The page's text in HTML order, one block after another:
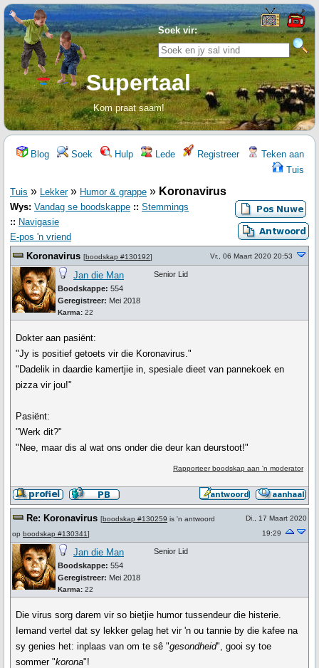
Soek vir:
Supertaal
Kom praat saam!
Blog Soek Hulp Lede Registreer
Teken aan
Tuis
Tuis » Lekker» Humor & grappe » Koronavirus
Wys: Vandag se boodskappe :: Stemmings
:: Navigasie
E-pos 'n vriend
Koronavirus [boodskap #130192] Vr., 06 Maart 2020 20:53
Jan die Man
Boodskappe: 554
Geregistreer: Mei 2018
Karma: 22
Senior Lid
Dokter aan pasiënt:
"Jy is positief getoets vir die Koronavirus."
"Dadelik in daardie kamertjie in, spesiale dieet van pannekoek en
pizza vir jou!"
Pasiënt:
"Werk dit?"
"Nee, maar dis al wat ons onder die deur kan deurstoot!"
Rapporteer boodskap aan 'n moderator
Re: Koronavirus [boodskap #130259 is 'n antwoord
op boodskap #130341]
Di., 17 Maart 2020
19:29
Jan die Man
Boodskappe: 554
Geregistreer: Mei 2018
Karma: 22
Senior Lid
Die virus sorg darem vir so bietjie humor tussendeur die histerie.
Iemand vertel dat sy lekker gelag het vir 'n ou tannie by die kafee na
sy genies het: inplaas van om te sê "gesondheid", gooi sy toe
sommer "korona"!